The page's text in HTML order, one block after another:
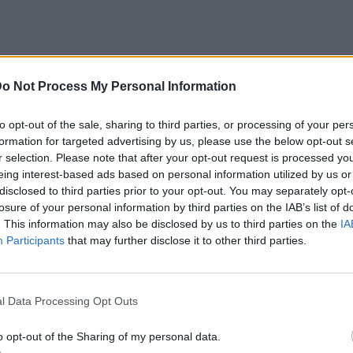
Not Process My Personal Information
opt-out of the sale, sharing to third parties, or processing of your
for targeted advertising by us, please use the below opt-out
selection. Please note that after your opt-out request is processed
interest-based ads based on personal information utilized by us
to third parties prior to your opt-out. You may separately
of your personal information by third parties on the IAB’s list of
This information may also be disclosed by us to third parties on the
Participants that may further disclose it to other third parties.
Data Processing Opt Outs
opt-out of the Sharing of my personal data.
συγκίνηση στη σχέση που έχει αναπτύξει
πως την έχει συνδέσει άρρηκτα
τα τελευταία χρόνια.
«Είναι ο μεγαλύτερός μου φόβος. Η
φόβος και μια μεγάλη αγάπη. Επειδή
χρόνια με αυτήν την ασθένεια της
κύκλο… Με τρομάζει αν θα μπορώ
να έχει φύγει. Εκεί νομίζω ότι θα μου